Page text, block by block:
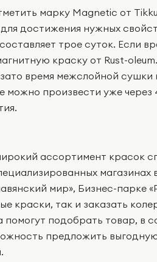
марку Magnetic от
достижения нужных
трое суток. Если
краску от Rust-
время межслойной сушки
произвести уже через
ассортимент красок
магазинах
мир», Бизнес-парке
краски, так и заказать
помогут подобрать товар, в
предложить